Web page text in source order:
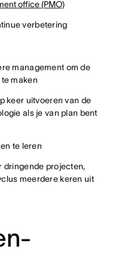
office (PMO)
verbetering
management om de
maken
keer uitvoeren van de
als je van plan bent
te leren
dringende projecten,
meerdere keren uit